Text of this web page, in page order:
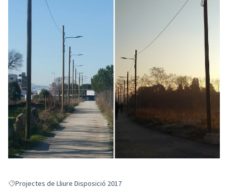
Resultats en filtrar per: Projectes de Lliure Disposició 2017
Projectes de Lliure Disposició 2017